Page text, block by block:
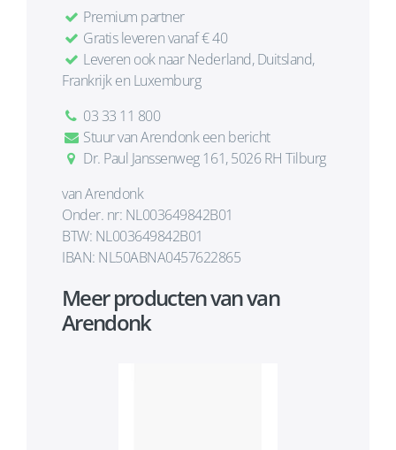
Premium partner
Gratis leveren vanaf € 40
Leveren ook naar Nederland, Duitsland,
Frankrijk en Luxemburg
03 33 11 800
Stuur van Arendonk een bericht
Dr. Paul Janssenweg 161, 5026 RH Tilburg
van Arendonk
Onder. nr: NL003649842B01
BTW: NL003649842B01
IBAN: NL50ABNA0457622865
Meer producten van van
Arendonk